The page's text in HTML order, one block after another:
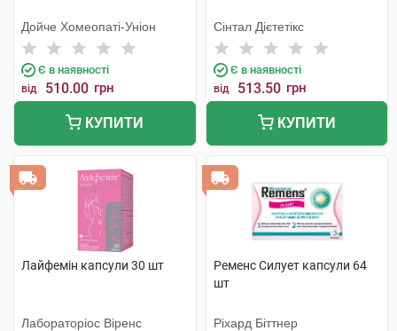
Дойче Хомеопаті-Уніон
Є в наявності
від 510.00 грн
КУПИТИ
Сінтал Дієтетікс
Є в наявності
від 513.50 грн
КУПИТИ
Лайфемін капсули 30 шт
Лабораторіос Віренс
Ременс Силует капсули 64
шт
Ріхард Біттнер